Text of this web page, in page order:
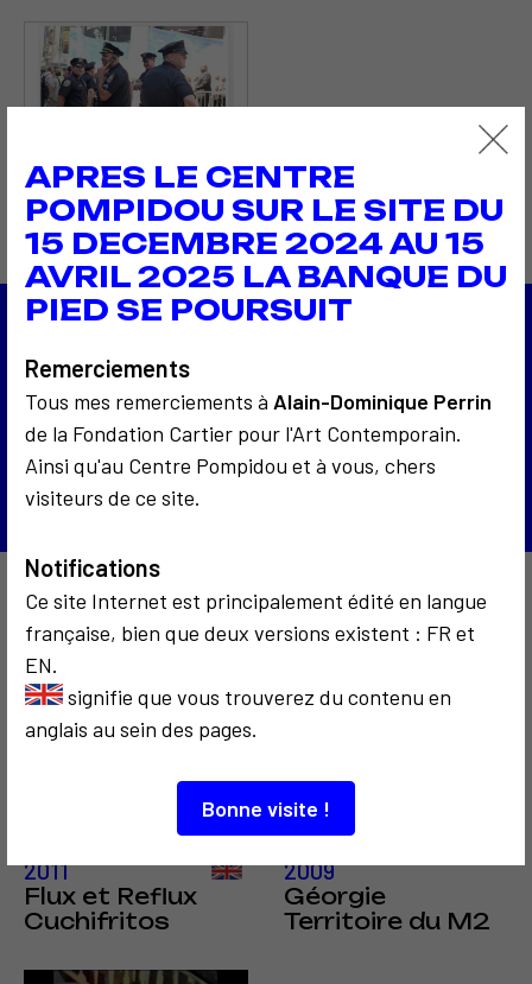
APRES LE CENTRE
POMPIDOU SUR LE SITE DU
15 DECEMBRE 2024 AU 15
AVRIL 2025 LA BANQUE DU
PIED SE POURSUIT
Remerciements
Tous mes remerciements à Alain-Dominique Perrin
de la Fondation Cartier pour l'Art Contemporain.
Ainsi qu'au Centre Pompidou et à vous, chers
visiteurs de ce site.
Notifications
Ce site Internet est principalement édité en langue
française, bien que deux versions existent : FR et
EN.
signifie que vous trouverez du contenu en
anglais au sein des pages.
Bonne visite !
2010
Une vie en 100 portraits
Retour à la liste
À découvrir aussi…
2011
Flux et Reflux
Cuchifritos
2009
Géorgie
Territoire du M2